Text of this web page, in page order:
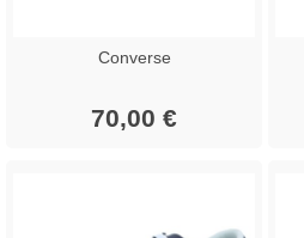
Converse
70,00 €